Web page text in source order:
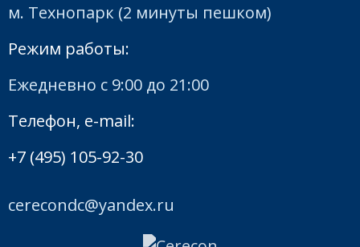
м. Технопарк (2 минуты пешком)
Режим работы:
Ежедневно с 9:00 до 21:00
Телефон, e-mail:
+7 (495) 105-92-30
cerecondc@yandex.ru